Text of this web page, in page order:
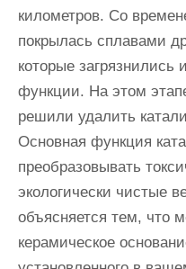
километров. Со
покрылась сплавами
которые загрязнились
функции. На этом
решили удалить
Основная функция
преобразовывать
экологически чистые
объясняется тем, что
керамическое